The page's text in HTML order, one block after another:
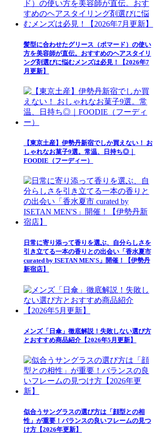
髪型に合わせたグリース（ポマード）の使い
方を美容師が直伝。おすすめのヘアスタイリ
ング剤選びに悩むメンズは必見！【2026年7
月更新】
【東京土産】伊勢丹新宿でしか買えない！ お
しゃれなお菓子9選。常温、日持ち◎｜
FOODIE（フーディー）
日常に寄り添って香りを選ぶ、自分らしさを
引き立てる一本の香りとの出会い「香水夏市
curated by ISETAN MEN'S」開催！【伊勢丹
新宿店】
メンズ「日傘」徹底解説！失敗しない選び方
とおすすめ商品紹介【2026年5月更新】
似合うサングラスの選び方は「顔型との相
性」が重要！バランスの良いフレームの見つ
け方【2026年更新】